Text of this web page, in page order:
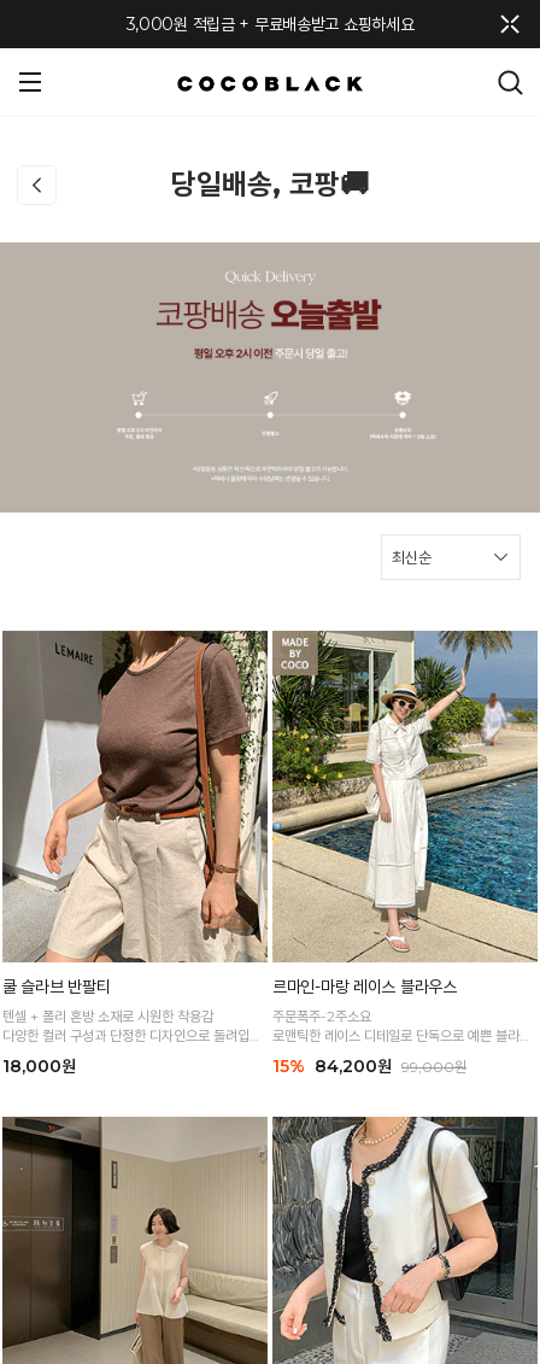
3,000원 적립금 + 무료배송받고 쇼핑하세요
당일배송, 코팡🚚
쿨 슬라브 반팔티
텐셀 + 폴리 혼방 소재로 시원한 착용감
다양한 컬러 구성과 단정한 디자인으로 돌려입기
좋은 꿀 효자템
18,000원
르마인-마랑 레이스 블라우스
주문폭주-2주소요
로맨틱한 레이스 디테일로 단독으로 예쁜 블라우
가볍고 시원한 코튼 혼방 소재로 한여름까지 쾌적
15% 84,200원 99,000원